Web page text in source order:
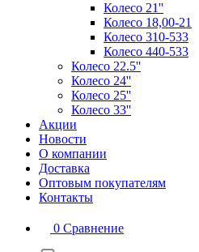
Колесо 21''
Колесо 18,00-21
Колесо 310-533
Колесо 440-533
Колесо 22.5''
Колесо 24''
Колесо 25''
Колесо 33''
Акции
Новости
О компании
Доставка
Оптовым покупателям
Контакты
0 Сравнение